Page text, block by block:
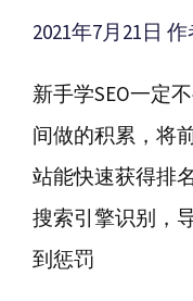
2021年7月21日 作
新手学SEO一定
间做的积累，将
站能快速获得排
搜索引擎识别，
到惩罚